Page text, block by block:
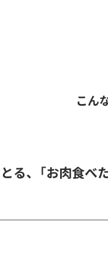
こん
る、「お肉食べ